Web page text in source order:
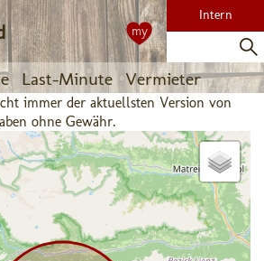
Last-Minute Vermieter
Intern
my
immer der aktuellsten Version von
ohne Gewähr.